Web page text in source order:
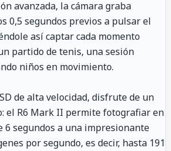
avanzada, la cámara graba
0,5 segundos previos a pulsar el
así captar cada momento
partido de tenis, una sesión
niños en movimiento.
de alta velocidad, disfrute de un
el R6 Mark II permite fotografiar en
6 segundos a una impresionante
por segundo, es decir, hasta 191